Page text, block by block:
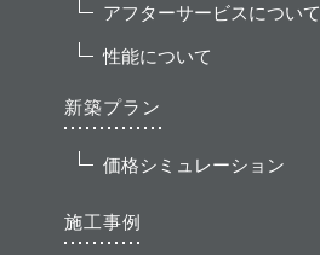
アフターサービスについて
性能について
新築プラン
価格シミュレーション
施工事例